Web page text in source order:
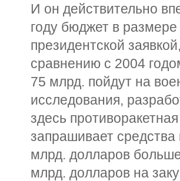
И он действительно
году бюджет в
президентской
сравнению с 2004
75 млрд. пойдут на
исследования,
здесь
запрашивает
млрд. долларов
млрд. долларов на